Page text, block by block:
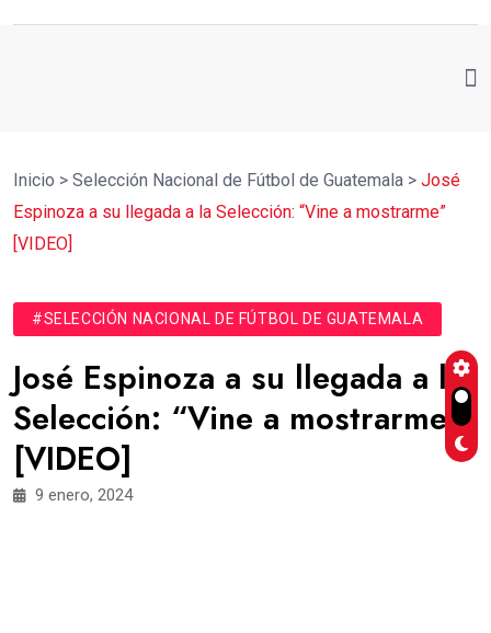
Inicio > Selección Nacional de Fútbol de Guatemala > José
Espinoza a su llegada a la Selección: “Vine a mostrarme”
[VIDEO]
#SELECCIÓN NACIONAL DE FÚTBOL DE GUATEMALA
José Espinoza a su llegada a la
Selección: “Vine a mostrarme”
[VIDEO]
9 enero, 2024